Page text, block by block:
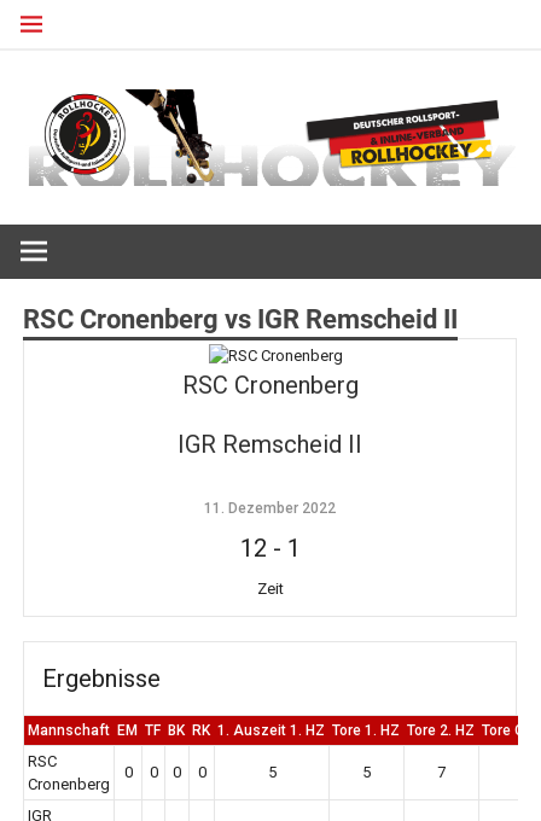
Zum
RSC Cronenberg vs IGR Remscheid II
RSC Cronenberg
IGR Remscheid II
11. Dezember 2022
12 - 1
Zeit
Ergebnisse
Mannschaft EM TF BK RK 1. Auszeit 1. HZ Tore 1. HZ Tore 2. HZ Tore
RSC
Cronenberg
0 0 0 0 5 5 7
IGR